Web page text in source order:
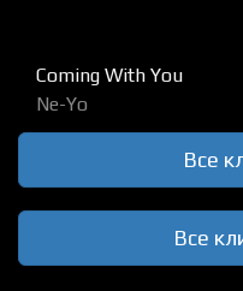
Coming With You
Ne-Yo
Все
Все